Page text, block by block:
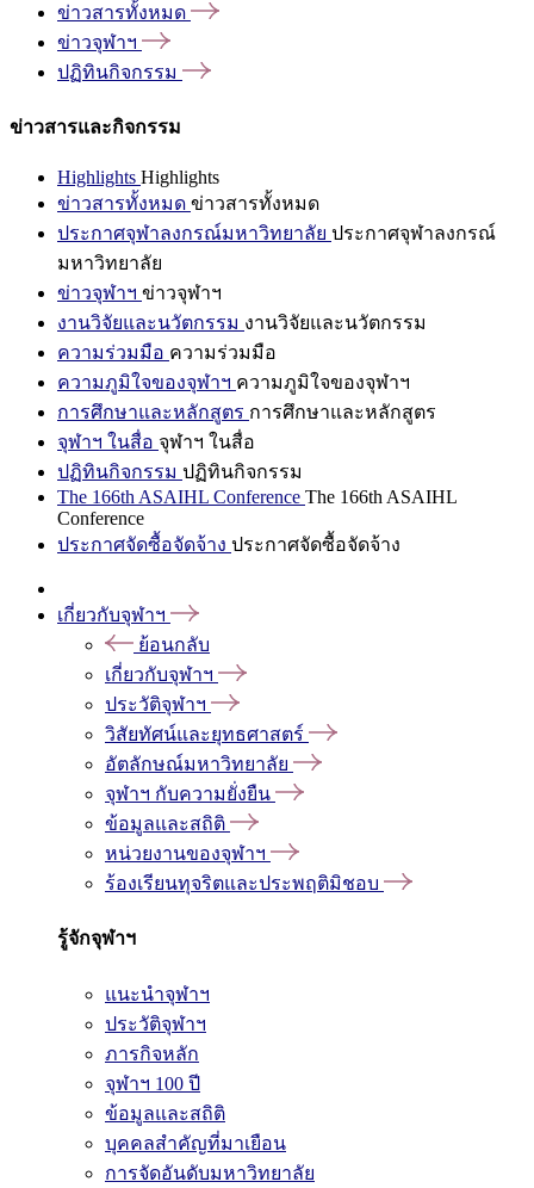
ข่าวสารทั้งหมด
ข่าวจุฬาฯ
ปฏิทินกิจกรรม
ข่าวสารและกิจกรรม
Highlights Highlights
ข่าวสารทั้งหมด ข่าวสารทั้งหมด
ประกาศจุฬาลงกรณ์มหาวิทยาลัย ประกาศจุฬาลงกรณ์
มหาวิทยาลัย
ข่าวจุฬาฯ ข่าวจุฬาฯ
งานวิจัยและนวัตกรรม งานวิจัยและนวัตกรรม
ความร่วมมือ ความร่วมมือ
ความภูมิใจของจุฬาฯ ความภูมิใจของจุฬาฯ
การศึกษาและหลักสูตร การศึกษาและหลักสูตร
จุฬาฯ ในสื่อ จุฬาฯ ในสื่อ
ปฏิทินกิจกรรม ปฏิทินกิจกรรม
The 166th ASAIHL Conference The 166th ASAIHL
Conference
ประกาศจัดซื้อจัดจ้าง ประกาศจัดซื้อจัดจ้าง
เกี่ยวกับจุฬาฯ
ย้อนกลับ
เกี่ยวกับจุฬาฯ
ประวัติจุฬาฯ
วิสัยทัศน์และยุทธศาสตร์
อัตลักษณ์มหาวิทยาลัย
จุฬาฯ กับความยั่งยืน
ข้อมูลและสถิติ
หน่วยงานของจุฬาฯ
ร้องเรียนทุจริตและประพฤติมิชอบ
รู้จักจุฬาฯ
แนะนำจุฬาฯ
ประวัติจุฬาฯ
ภารกิจหลัก
จุฬาฯ 100 ปี
ข้อมูลและสถิติ
บุคคลสำคัญที่มาเยือน
การจัดอันดับมหาวิทยาลัย